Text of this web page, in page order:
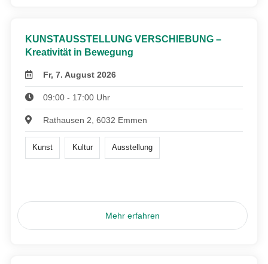
KUNSTAUSSTELLUNG VERSCHIEBUNG –
Kreativität in Bewegung
Fr, 7. August 2026
09:00 - 17:00 Uhr
Rathausen 2, 6032 Emmen
Kunst Kultur Ausstellung
Mehr erfahren